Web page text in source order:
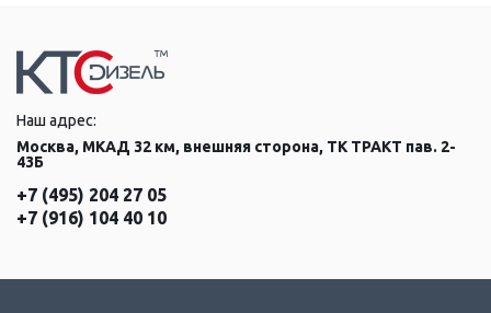
Наш адрес:
Москва, МКАД 32 км, внешняя сторона, ТК ТРАКТ пав. 2-
43Б
+7 (495) 204 27 05
+7 (916) 104 40 10